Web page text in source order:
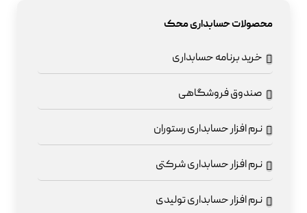
محصولات حسابداری محک
خرید برنامه حسابداری
صندوق فروشگاهی
نرم افزار حسابداری رستوران
نرم افزار حسابداری شرکتی
نرم افزار حسابداری تولیدی